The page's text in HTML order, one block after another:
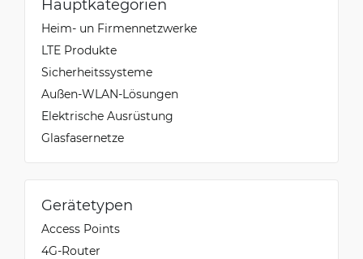
Hauptkategorien
Heim- un Firmennetzwerke
LTE Produkte
Sicherheitssysteme
Außen-WLAN-Lösungen
Elektrische Ausrüstung
Glasfasernetze
Gerätetypen
Access Points
4G-Router